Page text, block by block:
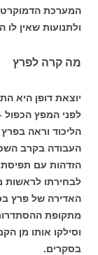
המערכת
ולתנועות שאין לו
מה קרה לפרץ
יוצאת דופן היא
לפני המפץ
הליכוד וראה
העבודה בקרב
הזדהות עם
לבחירתו
האדירה של פרץ
מתקופת
וסילקו אותו מן
בסקרים.